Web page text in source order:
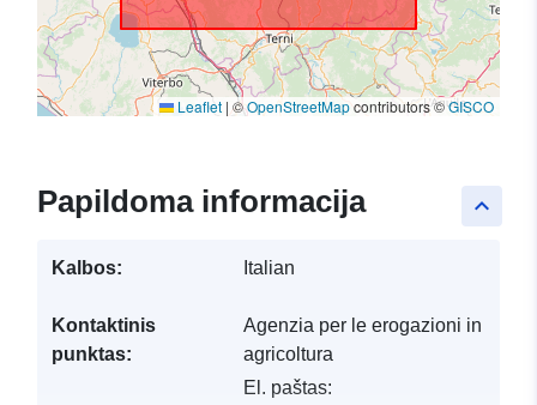
Leaflet | ©OpenStreetMapcontributors ©GISCO
keyboard_arrow_up
Papildoma informacija
Kalbos: Italian
Kontaktinis
punktas:
Agenzia per le erogazioni in
agricoltura
El. paštas: